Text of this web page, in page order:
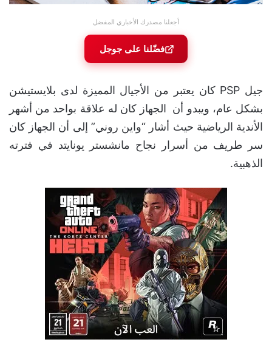
أجعلنا مصدرك الأخباري المفضل
فضّلنا على جوجل
جيل PSP كان يعتبر من الأجيال المميزة لدى بلايستيشن
بشكل عام، ويبدو أن الجهاز كان له علاقة بواحد من أشهر
الأندية الرياضية حيث أشار “واين روني” إلى أن الجهاز كان
سر طريف من أسرار نجاح مانشستر يونايتد في فترته
الذهبية.